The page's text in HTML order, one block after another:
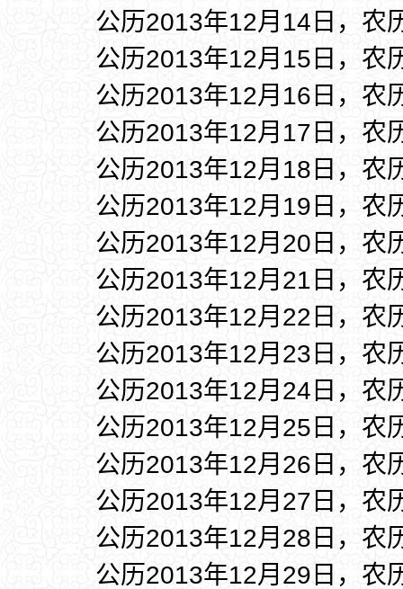
公历2013年12月14日，农
公历2013年12月15日，农
公历2013年12月16日，农
公历2013年12月17日，农
公历2013年12月18日，农
公历2013年12月19日，农
公历2013年12月20日，农
公历2013年12月21日，农
公历2013年12月22日，农
公历2013年12月23日，农
公历2013年12月24日，农
公历2013年12月25日，农
公历2013年12月26日，农
公历2013年12月27日，农
公历2013年12月28日，农
公历2013年12月29日，农